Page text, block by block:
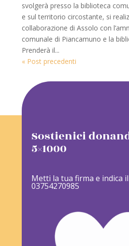
svolgerà presso la biblioteca
e sul territorio circostante, si
collaborazione di Assolo con
comunale di Piancamuno e la
Prenderà il...
« Post precedenti
Sostienici
5×1000
Metti la tua firma e indica il
03754270985